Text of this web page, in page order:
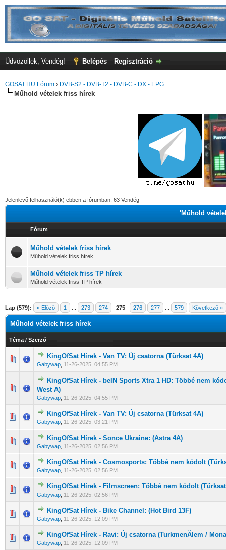
Üdvözöllek, Vendég! Belépés Regisztráció
GOSAT.HU Fórum › DVB-S2 - DVB-T2 - DVB-C - DX - EPG
Műhold vételek friss hírek
Jelenlevő felhasználó(k) ebben a fórumban: 63 Vendég
'Műhold
Fórum
Műhold vételek friss hírek
Műhold vételek friss hírek
Műhold vételek friss TP hírek
Műhold vételek friss TP hírek
Lap (579): « Előző 1 273 274 275 276 277 579 Következő »
Műhold vételek friss hírek
Téma / Szerző
KingOfSat Hírek - Van TV: Új csatorna (Türksat 4A)
Gabywap 11-26-2025, 04:55 PM
0 Szavazat - 0 / 5 átlagban
12 3 45
KingOfSat Hírek - beIN Sports Xtra 1 HD: Többé nem
West A)
Gabywap 11-26-2025, 04:55 PM
KingOfSat Hírek - Van TV: Új csatorna (Türksat 4A)
Gabywap 11-26-2025, 03:21 PM
0 Szavazat - 0 / 5 átlagban
12 3 45
KingOfSat Hírek - Sonce Ukraine: (Astra 4A)
Gabywap 11-26-2025, 02:56 PM
0 Szavazat - 0 / 5 átlagban
12345
KingOfSat Hírek - Cosmosports: Többé nem kódolt
Gabywap 11-26-2025, 02:56 PM
0 Szavazat - 0 / 5 átlagban
12345
KingOfSat Hírek - Filmscreen: Többé nem kódolt
Gabywap 11-26-2025, 02:56 PM
0 Szavazat - 0 / 5 átlagban
12345
KingOfSat Hírek - Bike Channel: (Hot Bird 13F)
Gabywap 11-26-2025, 12:09 PM
0 Szavazat - 0 / 5 átlagban
12 345
KingOfSat Hírek - Ravi: Új csatorna (TurkmenÄlem /
Gabywap 11-26-2025, 12:09 PM
0 Szavazat - 0 / 5 átlagban
12345